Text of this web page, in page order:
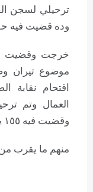
ترحيلي لسجن
وده قضيت فيه حوالي ٣ شهور وخرجت
خرجت وقضيت
موضوع تيران
العمال وتم
وقضيت فيه ١٥٥ يوم كلهم في زنزانة التأديب
منهم ما يقرب من ٤٠ يوم